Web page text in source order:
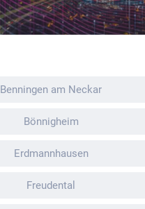
Benningen am Neckar
Bönnigheim
Erdmannhausen
Freudental